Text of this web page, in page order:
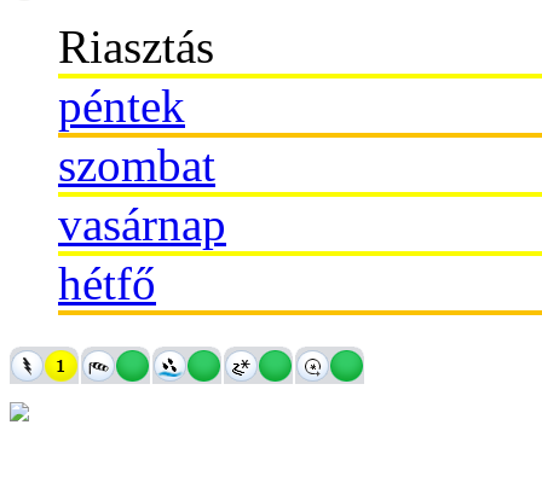
Riasztás
péntek
szombat
vasárnap
hétfő